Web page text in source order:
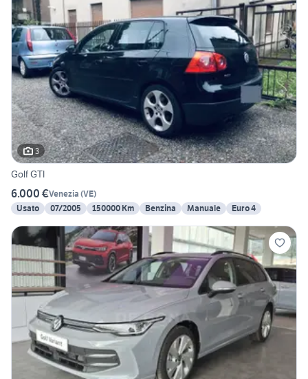
3
Golf GTI
6.000 €Venezia (VE)
Usato
07/2005 150000 Km Benzina Manuale Euro 4